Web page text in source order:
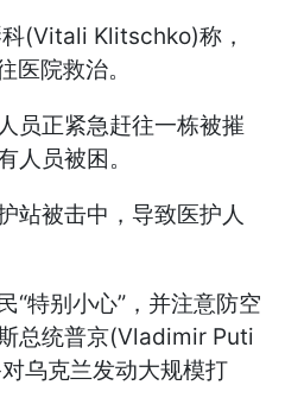
(Vitali Klitschko)称，
医院救治。
员正紧急赶往一栋被摧
人员被困。
站被击中，导致医护人
“特别小心”，并注意防空
总统普京(Vladimir Puti
乌克兰发动大规模打